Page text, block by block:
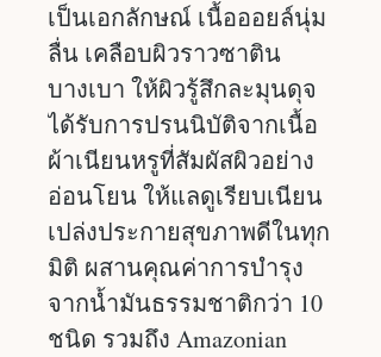
เป็นเอกลักษณ์ เนื้อออยล์นุ่ม
ลื่น เคลือบผิวราวซาติน
บางเบา ให้ผิวรู้สึกละมุนดุจ
ได้รับการปรนนิบัติจากเนื้อ
ผ้าเนียนหรูที่สัมผัสผิวอย่าง
อ่อนโยน ให้แลดูเรียบเนียน
เปล่งประกายสุขภาพดีในทุก
มิติ ผสานคุณค่าการบำรุง
จากน้ำมันธรรมชาติกว่า 10
ชนิด รวมถึง Amazonian